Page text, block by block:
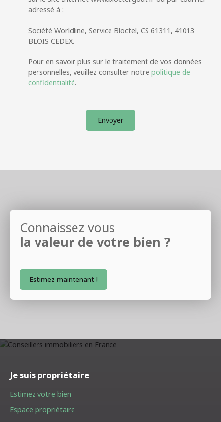
adressé à :
Société Worldline, Service Bloctel, CS 61311, 41013
BLOIS CEDEX.
Pour en savoir plus sur le traitement de vos données
personnelles, veuillez consulter notre politique de
confidentialité.
Envoyer
Connaissez vous
la valeur de votre bien ?
Estimez maintenant !
Je suis propriétaire
Estimez votre bien
Espace propriétaire